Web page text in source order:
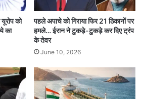
राज ने युवाओं से अपील की कि
यह उनकी जिंदगी को बर्बाद
दग्गुबाती की टीम ने भी दी
को
का
पहले अपाचे को गिराया फिर 21 ठिकानों पर
हमले… ईरान ने टुकड़े-टुकड़े कर दिए ट्रंप
के तेवर
June 10, 2026